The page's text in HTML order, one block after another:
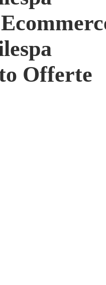
nel
di Annunci nel
Offerte